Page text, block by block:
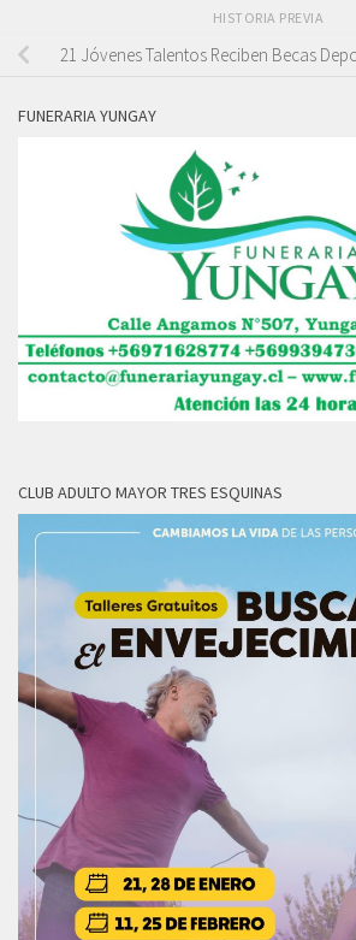
HISTORIA PREVIA
21 Jóvenes Talentos Reciben Becas
FUNERARIA YUNGAY
CLUB ADULTO MAYOR TRES ESQUINAS